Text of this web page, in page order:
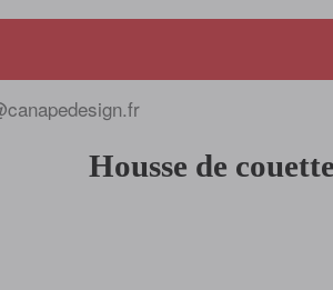
Housse de